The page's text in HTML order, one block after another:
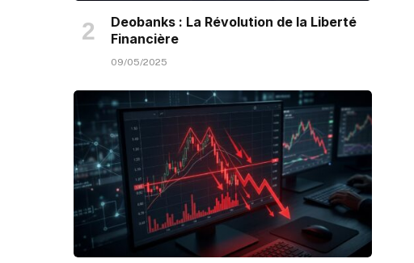
Deobanks : La Révolution de la Liberté
Financière
09/05/2025